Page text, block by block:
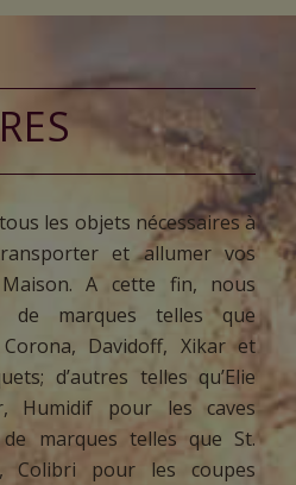
les objets nécessaires à
et allumer vos
A cette fin, nous
de marques telles que
Davidoff, Xikar et
d’autres telles qu’Elie
Humidif pour les caves
marques telles que St.
Colibri pour les coupes